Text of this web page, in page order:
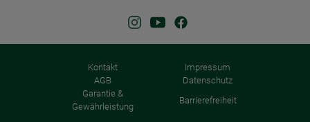
Kontakt
Impressum
AGB
Datenschutz
Garantie &
Gewährleistung
Barrierefreiheit